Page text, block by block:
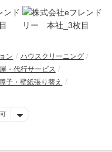
ン
ハウスクリーニング
・代行サービス
子・壁紙張り替え